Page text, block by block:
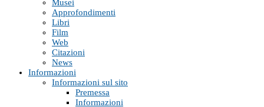
Musei
Approfondimenti
Libri
Film
Web
Citazioni
News
Informazioni
Informazioni sul sito
Premessa
Informazioni